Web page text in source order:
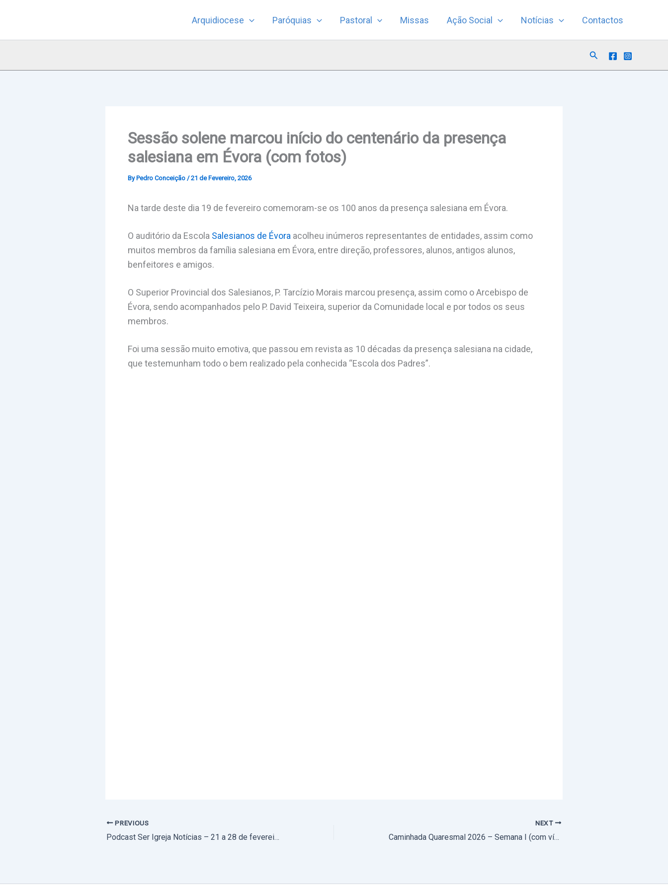
Arquidiocese Paróquias Pastoral Missas Ação Social Notícias Contactos
Search
Sessão solene marcou início do centenário da presença
salesiana em Évora (com fotos)
By Pedro Conceição /21 de Fevereiro, 2026
Na tarde deste dia 19 de fevereiro comemoram-se os 100 anos da presença salesiana em Évora.
O auditório da Escola Salesianos de Évora acolheu inúmeros representantes de entidades, assim como
muitos membros da família salesiana em Évora, entre direção, professores, alunos, antigos alunos,
benfeitores e amigos.
O Superior Provincial dos Salesianos, P. Tarcízio Morais marcou presença, assim como o Arcebispo de
Évora, sendo acompanhados pelo P. David Teixeira, superior da Comunidade local e por todos os seus
membros.
Foi uma sessão muito emotiva, que passou em revista as 10 décadas da presença salesiana na cidade,
que testemunham todo o bem realizado pela conhecida “Escola dos Padres”.
PREVIOUS
Podcast Ser Igreja Notícias – 21 a 28 de fevereiro de 2026 (com áudio)
NEXT
Caminhada Quaresmal 2026 – Semana I (com vídeo)